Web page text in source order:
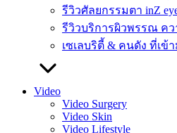
รีวิวศัลยกรรมตา inZ
รีวิวบริการผิวพรรณ คว
เซเลบริตี้ & คนดัง ที่เข้
Video
Video Surgery
Video Skin
Video Lifestyle